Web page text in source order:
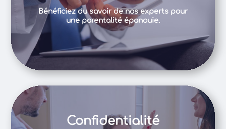
Bénéficiez du savoir de nos experts pour
une parentalité épanouie.
Confidentialité